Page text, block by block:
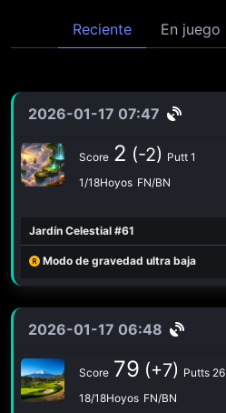
Reciente En juego
2026-01-17 07:47
Score 2 (-2) Putt 1
1/18Hoyos FN/BN
Jardín Celestial #61
Modo de gravedad ultra baja
2026-01-17 06:48
Score 79 (+7) Putts 26
18/18Hoyos FN/BN